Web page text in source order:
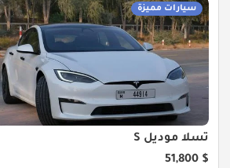
سيارات مميزة
تسلا موديل S
$ 51,800